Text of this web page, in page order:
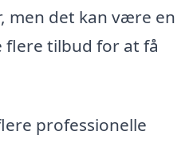
men det kan være en
flere tilbud for at få
professionelle